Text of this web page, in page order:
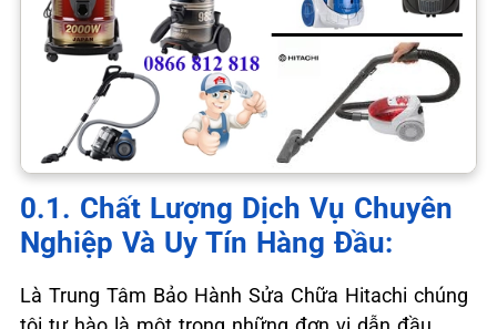
0.1. Chất Lượng Dịch Vụ Chuyên
Nghiệp Và Uy Tín Hàng Đầu:
Là Trung Tâm Bảo Hành Sửa Chữa Hitachi chúng